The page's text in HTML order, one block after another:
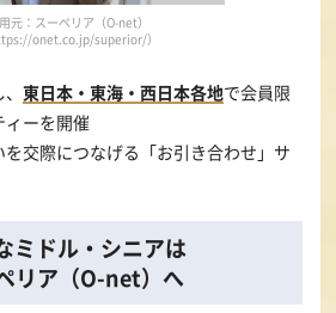
元：スーペリア（O-net）
onet.co.jp/superior/）
、東日本・東海・西日本各地で会員限
ーを開催
交際につなげる「お引き合わせ」サ
ミドル・シニアは
リア（O-net）へ